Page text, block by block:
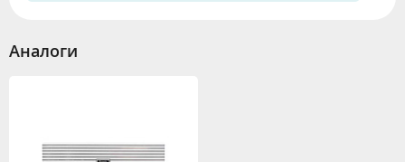
Аналоги